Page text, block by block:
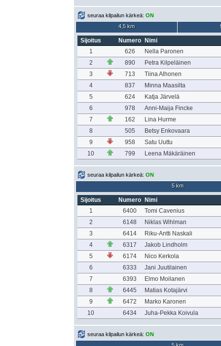
seuraa kilpailun kärkeä: ON
4,5 km
Sijoitus Numero
Nimi
1
626
Nella Paronen
2
890
Petra Kilpeläinen
3
713
Tiina Alhonen
4
837
Minna Maasilta
5
624
Katja Järvelä
6
978
Anni-Maija Fincke
7
162
Lina Hurme
8
505
Betsy Enkovaara
9
958
Satu Uuttu
10
799 Leena Mäkäräinen
seuraa kilpailun kärkeä: ON
5 km
Sijoitus Numero
Nimi
1
6400
Tomi Cavenius
2
6148
Niklas Wihlman
3
6414
Riku-Antti Naskali
4
6317
Jakob Lindholm
5
6174
Nico Kerkola
6
6333
Jani Juutilainen
7
6393
Elmo Moilanen
8
6445
Matias Kotajärvi
9
6472
Marko Karonen
10
6434 Juha-Pekka Koivula
seuraa kilpailun kärkeä: ON